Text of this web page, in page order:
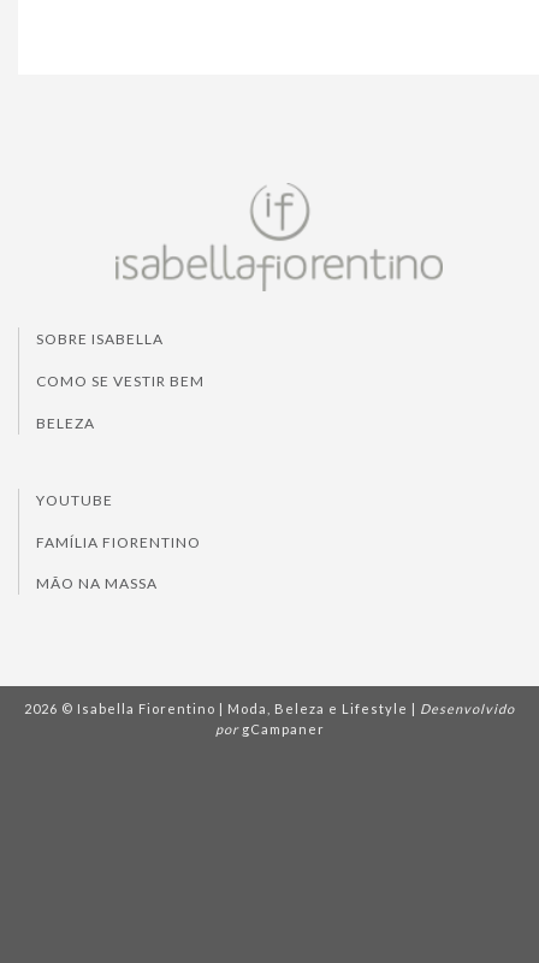
SOBRE ISABELLA
COMO SE VESTIR BEM
BELEZA
YOUTUBE
FAMÍLIA FIORENTINO
MÃO NA MASSA
2026 © Isabella Fiorentino | Moda, Beleza e Lifestyle | Desenvolvido
por gCampaner